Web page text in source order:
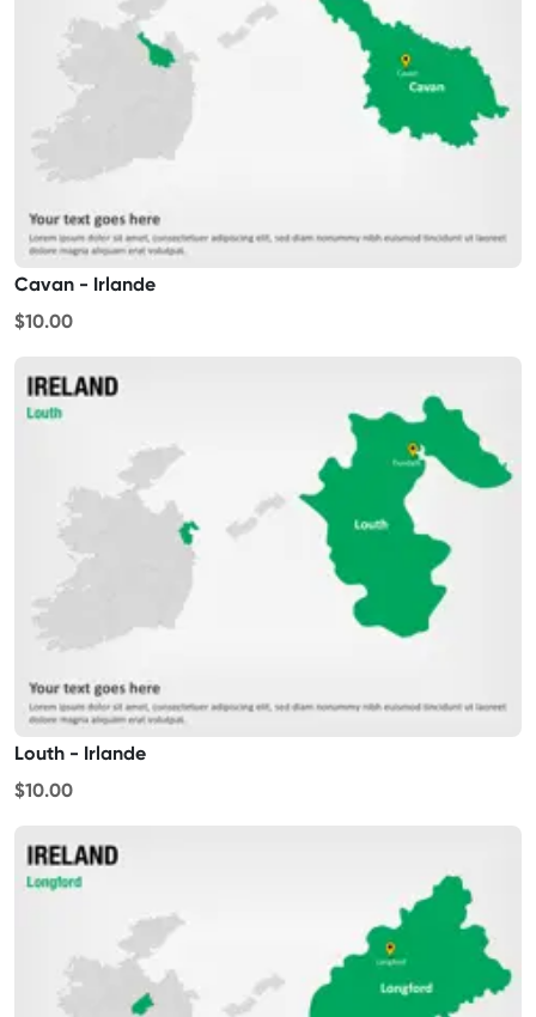
Cavan - Irlande
$10.00
Louth - Irlande
$10.00